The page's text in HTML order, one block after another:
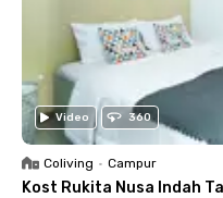
Video 360
Coliving • Campur
Kost Rukita Nusa Indah